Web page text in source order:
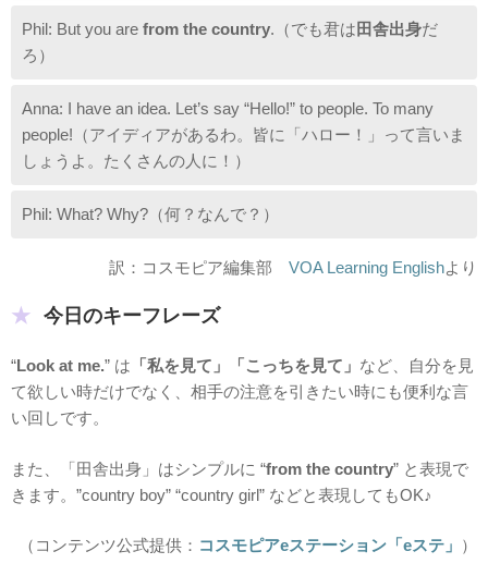
Phil: But you are from the country.（でも君は 田舎出身だ
ろ）
Anna: I have an idea. Let’s say “Hello!” to people. To many
people!（アイディアがあるわ。皆に「ハロー！」って言いま
しょうよ。たくさんの人に！）
Phil: What? Why?（何？なんで？）
訳：コスモピア編集部 VOA Learning Englishより
今日のキーフレーズ
“Look at me.” は 「私を見て」「こっちを見て」 など、自分を見
て欲しい時だけでなく、相手の注意を引きたい時にも便利な言
い回しです。
また、「田舎出身」はシンプルに “from the country” と表現で
きます。”country boy” “country girl” などと表現してもOK♪
（コンテンツ公式提供： コスモピアeステーション「eステ」 ）